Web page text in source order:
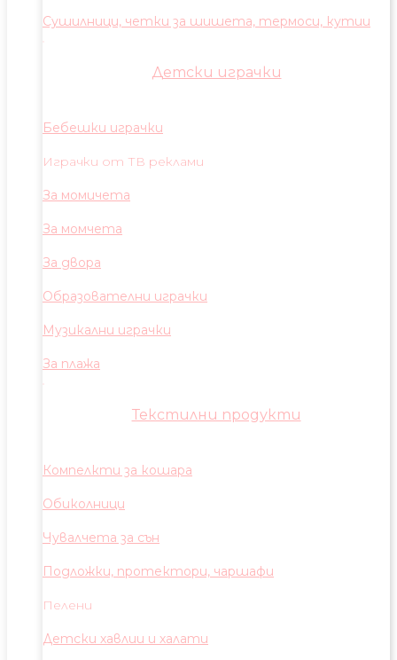
Сушилници, четки за шишета, термоси, кутии
Детски играчки
Бебешки играчки
Играчки от ТВ реклами
За момичета
За момчета
За двора
Образователни играчки
Музикални играчки
За плажа
Текстилни продукти
Компелкти за кошара
Обиколници
Чувалчета за сън
Подложки, протектори, чаршафи
Пелени
Детски хавлии и халати